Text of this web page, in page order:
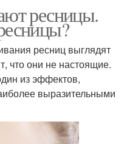
ресницы.
ресниц выглядят
что они не настоящие.
из эффектов,
выразительными